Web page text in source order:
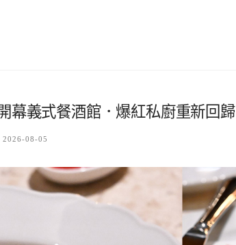
幕義式餐酒館．爆紅私廚重新回歸
2026-08-05